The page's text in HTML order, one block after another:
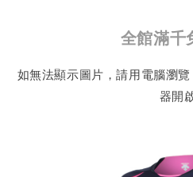
全館滿千
如無法顯示圖片，請用電腦瀏
器開